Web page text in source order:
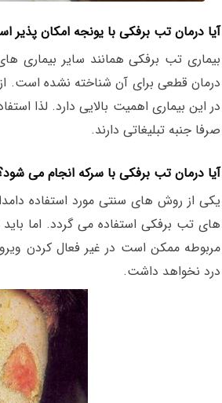
آیا درمان تب برفکی با یونجه امکان پذیر
بیماری تب برفکی همانند سایر بیماری
درمان قطعی برای آن شناخته نشده است.
در این بیماری اهمیت بالایی دارد. لذا
صرفا جنبه تبلیغاتی دارند.
آیا درمان تب برفکی با سرکه انجام می
یکی از روش های سنتی مورد استفاده
مربوطه ممکن است در غیر فعال کردن
درد نخواهد داشت.